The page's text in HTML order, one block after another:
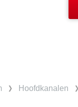
Hoofdkanalen